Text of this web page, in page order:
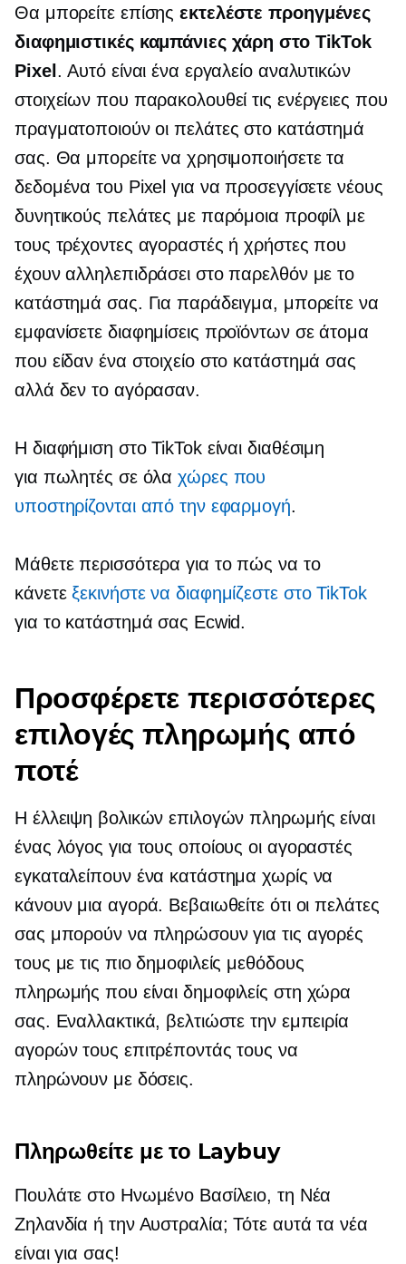
Θα μπορείτε επίσηςεκτελέστε προηγμένες
διαφημιστικές καμπάνιες χάρη στο TikTok
Pixel . Αυτό είναι ένα εργαλείο αναλυτικών
στοιχείων που παρακολουθεί τις ενέργειες που
πραγματοποιούν οι πελάτες στο κατάστημά
σας. Θα μπορείτε να χρησιμοποιήσετε τα
δεδομένα του Pixel για να προσεγγίσετε νέους
δυνητικούς πελάτες με παρόμοια προφίλ με
τους τρέχοντες αγοραστές ή χρήστες που
έχουν αλληλεπιδράσει στο παρελθόν με το
κατάστημά σας. Για παράδειγμα, μπορείτε να
εμφανίσετε διαφημίσεις προϊόντων σε άτομα
που είδαν ένα στοιχείο στο κατάστημά σας
αλλά δεν το αγόρασαν.
Η διαφήμιση στο TikTok είναι διαθέσιμη
για πωλητές σε όλαχώρες που
υποστηρίζονται από την εφαρμογή.
Μάθετε περισσότερα για το πώς να το
κάνετεξεκινήστε να διαφημίζεστε στο TikTok
για το κατάστημά σας Ecwid.
Προσφέρετε περισσότερες
επιλογές πληρωμής από
ποτέ
Η έλλειψη βολικών επιλογών πληρωμής είναι
ένας λόγος για τους οποίους οι αγοραστές
εγκαταλείπουν ένα κατάστημα χωρίς να
κάνουν μια αγορά. Βεβαιωθείτε ότι οι πελάτες
σας μπορούν να πληρώσουν για τις αγορές
τους με τις πιο δημοφιλείς μεθόδους
πληρωμής που είναι δημοφιλείς στη χώρα
σας. Εναλλακτικά, βελτιώστε την εμπειρία
αγορών τους επιτρέποντάς τους να
πληρώνουν με δόσεις.
Πληρωθείτε με το Laybuy
Πουλάτε στο Ηνωμένο Βασίλειο, τη Νέα
Ζηλανδία ή την Αυστραλία; Τότε αυτά τα νέα
είναι για σας!